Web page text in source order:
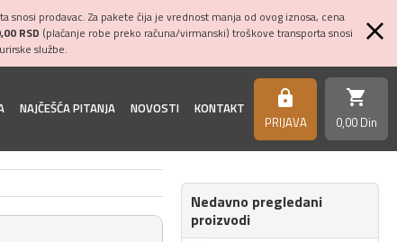
prodavac. Za pakete čija je vrednost manja od ovog iznosa, cena
RSD (plaćanje robe preko računa/virmanski) troškove transporta snosi
službe.
NAJČEŠĆA PITANJA NOVOSTI KONTAKT https
PRIJAVA
shopping_cart
0,00 Din
Nedavno pregledani
proizvodi